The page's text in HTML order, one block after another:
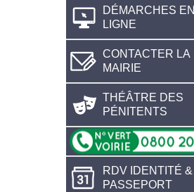
DÉMARCHES EN
LIGNE
CONTACTER LA
MAIRIE
THÉÂTRE DES
PÉNITENTS
RDV IDENTITÉ &
PASSEPORT